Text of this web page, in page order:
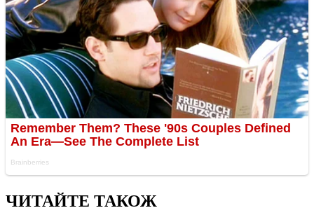
ЧИТАЙТЕ ТАКОЖ